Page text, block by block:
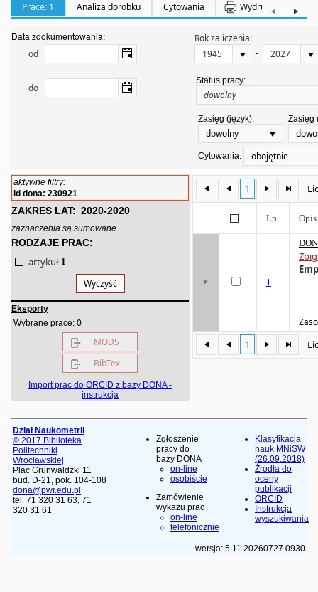
Prace: 1 Analiza dorobku Cytowania Wydruki
Data zdokumentowania:
od
Rok zaliczenia:
-
do
Status pracy:
Zasięg (język):
dowolny
Zasięg
Cytowania: obojętnie
aktywne filtry:
id dona: 230921
ZAKRES LAT: 2020-2020
zaznaczenia są sumowane
RODZAJE PRAC:
artykuł 1
Wyczyść
Eksporty
Wybrane prace: 0
MODS
BibTex
Import prac do ORCID z bazy DONA -
instrukcja
1
Lp
1
1
Dział Naukometrii
© 2017 Biblioteka
Politechniki
Wrocławskiej
Plac Grunwaldzki 11
bud. D-21, pok. 104-108
dona@pwr.edu.pl
tel. 71 320 31 63, 71
320 31 61
Zgłoszenie
pracy do
bazy DONA
on-line
osobiście
Zamówienie
wykazu prac
on-line
telefonicznie
Klasyfikacja
nauk MNiSW
(26.09.2018)
Źródła do
oceny
publikacji
ORCID
Instrukcja
wyszukiwania
wersja: 5.11.20260727.0930